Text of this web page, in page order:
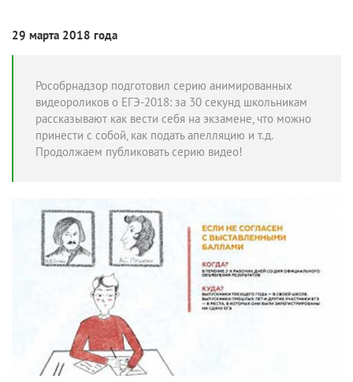
29 марта 2018 года
Рособрнадзор подготовил серию анимированных
видеороликов о ЕГЭ-2018: за 30 секунд школьникам
рассказывают как вести себя на экзамене, что можно
принести с собой, как подать апелляцию и т.д.
Продолжаем публиковать серию видео!